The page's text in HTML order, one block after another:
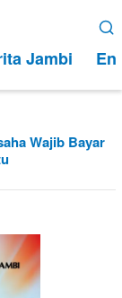
Jambi
Wajib Bayar